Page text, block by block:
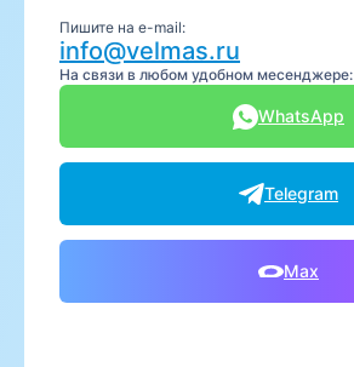
Пишите на e-mail:
info@velmas.ru
На связи в любом удобном месенджере:
WhatsApp
Telegram
Max